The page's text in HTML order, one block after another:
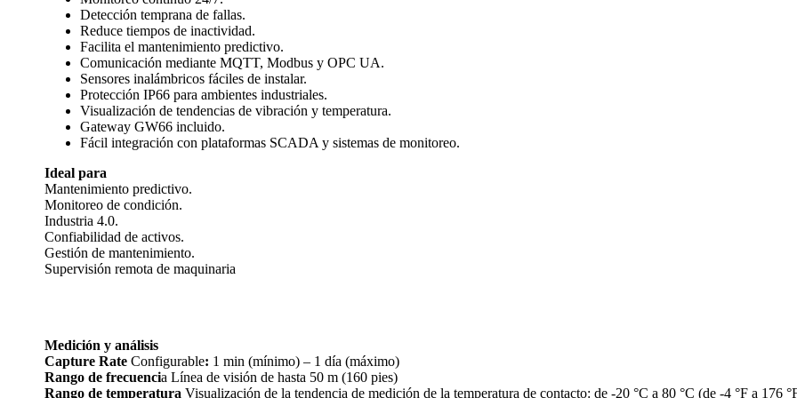
Detección temprana de fallas.
Reduce tiempos de inactividad.
Facilita el mantenimiento predictivo.
Comunicación mediante MQTT, Modbus y OPC UA.
Sensores inalámbricos fáciles de instalar.
Protección IP66 para ambientes industriales.
Visualización de tendencias de vibración y temperatura.
Gateway GW66 incluido.
Fácil integración con plataformas SCADA y sistemas de monitoreo.
Ideal para
Mantenimiento predictivo.
Monitoreo de condición.
Industria 4.0.
Confiabilidad de activos.
Gestión de mantenimiento.
Supervisión remota de maquinaria
Medición y análisis
Capture Rate Configurable: 1 min (mínimo) – 1 día (máximo)
Rango de frecuencia Línea de visión de hasta 50 m (160 pies)
Rango de temperatura Visualización de la tendencia de medición de la temperatura de contacto: de -20 °C a 80 °C (de -4 °F a 176